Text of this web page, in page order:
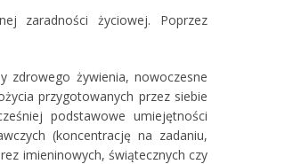
zaradności życiowej. Poprzez
zdrowego żywienia, nowoczesne
przygotowanych przez siebie
podstawowe umiejętności
(koncentrację na zadaniu,
imieninowych, świątecznych czy